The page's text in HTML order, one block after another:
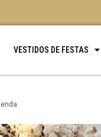
VESTIDOS DE FESTAS